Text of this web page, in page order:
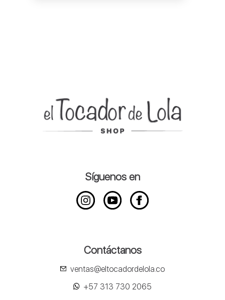
Síguenos en
Contáctanos
ventas@eltocadordelola.co
+57 313 730 2065